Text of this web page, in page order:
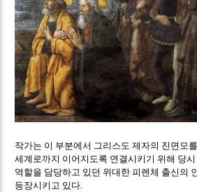
작가는 이 부분에서 그리스도 제자의 진면모
세계로까지 이어지도록 연결시키기 위해 당
역할을 담당하고 있던 위대한 피렌체 출신의
등장시키고 있다